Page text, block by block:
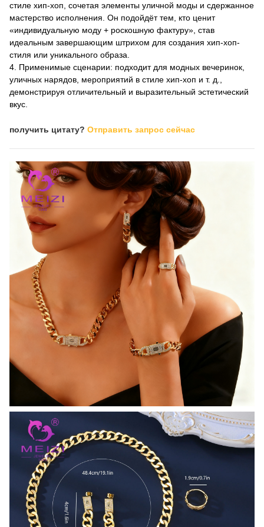
стиле хип-хоп, сочетая элементы уличной моды и сдержанное
мастерство исполнения. Он подойдёт тем, кто ценит
«индивидуальную моду + роскошную фактуру», став
идеальным завершающим штрихом для создания хип-хоп-
стиля или уникального образа.
4. Применимые сценарии: подходит для модных вечеринок,
уличных нарядов, мероприятий в стиле хип-хоп и т. д.,
демонстрируя отличительный и выразительный эстетический
вкус.
получить цитату? Отправить запрос сейчас